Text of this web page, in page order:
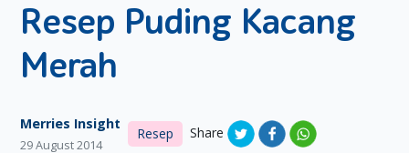
Resep Puding Kacang
Merah
Merries Insight
29 August 2014
Resep Share